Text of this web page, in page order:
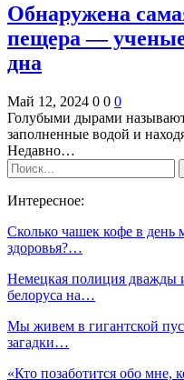
Обнаружена
пещера —
дна
Май 12, 2024 0 0 0
Голубыми дырами
заполненные водой и
Недавно…
Интересное:
Сколько чашек кофе в день
здоровья?…
Немецкая полиция дважды
белоруса на…
Мы живем в гигантской
загадки…
«Кто позаботится обо мне,